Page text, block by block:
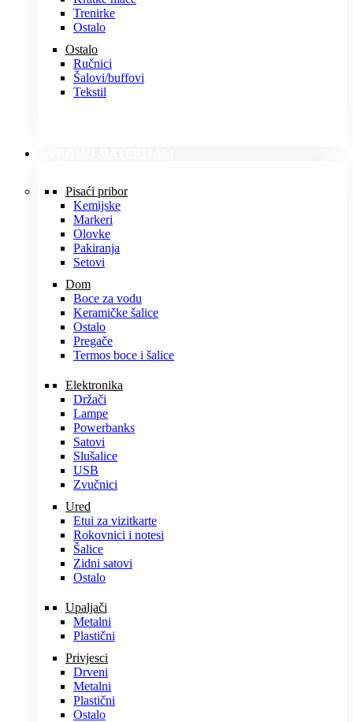
Trenirke
Ostalo
Ostalo
Ručnici
Šalovi/buffovi
Tekstil
Pisaći pribor
Kemijske
Markeri
Olovke
Pakiranja
Setovi
Dom
Boce za vodu
Keramičke šalice
Ostalo
Pregače
Termos boce i šalice
Elektronika
Držači
Lampe
Powerbanks
Satovi
Slušalice
USB
Zvučnici
Ured
Etui za vizitkarte
Rokovnici i notesi
Šalice
Zidni satovi
Ostalo
Upaljači
Metalni
Plastični
Privjesci
Drveni
Metalni
Plastični
Ostalo